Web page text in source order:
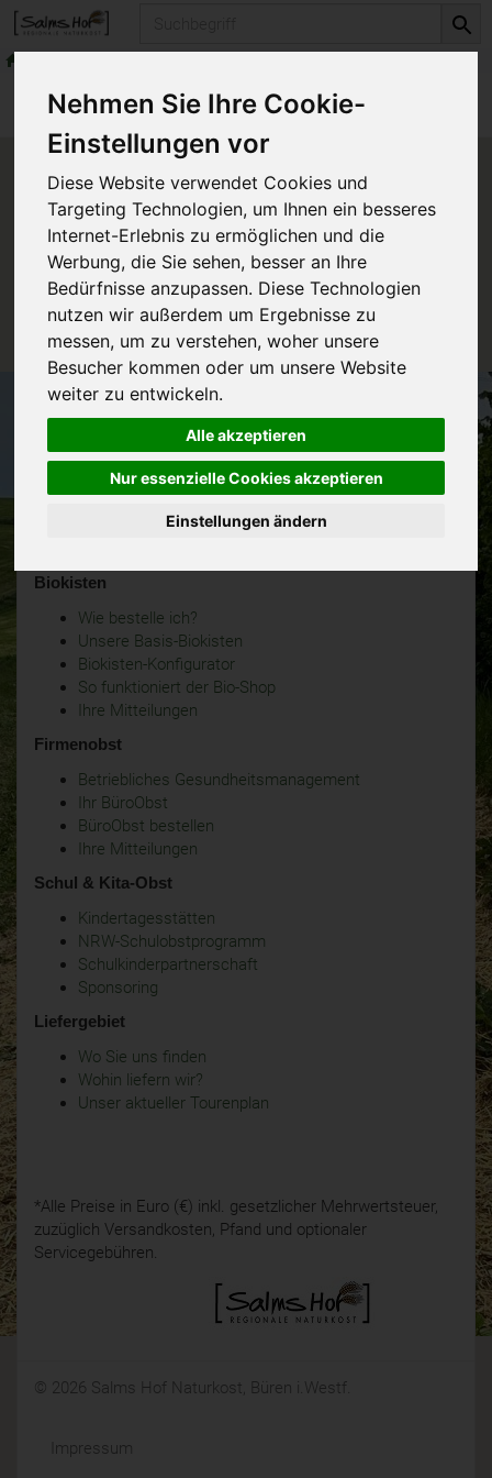
Nehmen Sie Ihre Cookie-
Einstellungen vor
Diese Website verwendet Cookies und
Targeting Technologien, um Ihnen ein besseres
Internet-Erlebnis zu ermöglichen und die
Werbung, die Sie sehen, besser an Ihre
Bedürfnisse anzupassen. Diese Technologien
nutzen wir außerdem um Ergebnisse zu
messen, um zu verstehen, woher unsere
Besucher kommen oder um unsere Website
weiter zu entwickeln.
Alle akzeptieren
Nur essenzielle Cookies akzeptieren
Einstellungen ändern
Produkte
Naturkosmetika
Dr. Hauschka Kosmetik
Produkt "Nach der Sonne" nicht
verfügbar.
Das von Ihnen gesuchte Produkt ist leider zur Zeit
nicht verfügbar.
Biokisten
Wie bestelle ich?
Unsere Basis-Biokisten
Biokisten-Konfigurator
So funktioniert der Bio-Shop
Ihre Mitteilungen
Firmenobst
Betriebliches Gesundheitsmanagement
Ihr BüroObst
BüroObst bestellen
Ihre Mitteilungen
Schul & Kita-Obst
Kindertagesstätten
NRW-Schulobstprogramm
Schulkinderpartnerschaft
Sponsoring
Liefergebiet
Wo Sie uns finden
Wohin liefern wir?
Unser aktueller Tourenplan
*Alle Preise in Euro (€) inkl. gesetzlicher Mehrwertsteuer,
zuzüglich Versandkosten, Pfand und optionaler
Servicegebühren.
© 2026 Salms Hof Naturkost, Büren i.Westf.
Impressum